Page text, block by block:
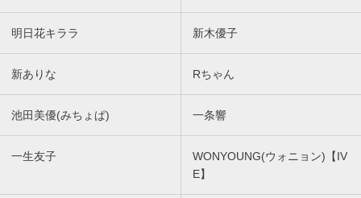
明日花キララ 新木優子
新ありな Rちゃん
池田美優(みちょぱ) 一条響
一生友子
WONYOUNG(ウォニョン)【IV
E】